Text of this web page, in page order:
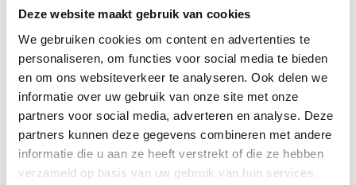
Deze website maakt gebruik van cookies
We gebruiken cookies om content en advertenties te
personaliseren, om functies voor social media te bieden
en om ons websiteverkeer te analyseren. Ook delen we
informatie over uw gebruik van onze site met onze
partners voor social media, adverteren en analyse. Deze
partners kunnen deze gegevens combineren met andere
informatie die u aan ze heeft verstrekt of die ze hebben
verzameld op basis van uw gebruik van hun services.
Prijs elders€ 59,98
ACTIEPRIJS VANAF
€ 49,98
P.s.
€ 60,48 incl. btw.
Prijs geldig i.c.m.
van olie voorzien.
Prijs elders€ 47,17
ACTIEPRIJS VANAF
€ 32,5
P.s.
€ 39,33 incl. btw.
Prijs geldig i.c.m.